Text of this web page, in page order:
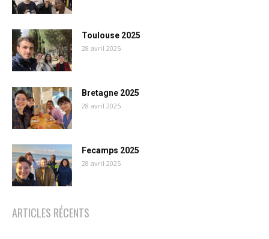
Toulouse 2025
28 avril 2025
Bretagne 2025
28 avril 2025
Fecamps 2025
28 avril 2025
ARTICLES RÉCENTS